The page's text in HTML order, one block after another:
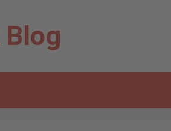
Blog